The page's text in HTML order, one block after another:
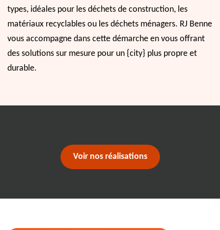
types, idéales pour les déchets de construction, les
matériaux recyclables ou les déchets ménagers. RJ Benne
vous accompagne dans cette démarche en vous offrant
des solutions sur mesure pour un {city} plus propre et
durable.
Voir nos réalisations